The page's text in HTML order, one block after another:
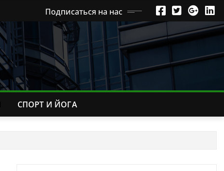
Подписаться на нас
СПОРТ И ЙОГА